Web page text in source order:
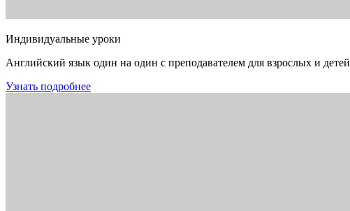
Индивидуальные уроки
Английский язык один на один с преподавателем для взрослых и детей
Узнать подробнее